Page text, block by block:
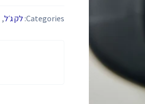
Categories: לק ג׳ל,